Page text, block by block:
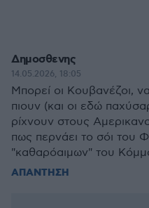
Δημοσθενης
14.05.2026, 18:05
Μπορεί οι Κουβανέζοι,
πιουν (και οι εδώ
ρίχνουν στους
πως περνάει το σόι του
"καθαρόαιμων" του
ΑΠΑΝΤΗΣΗ